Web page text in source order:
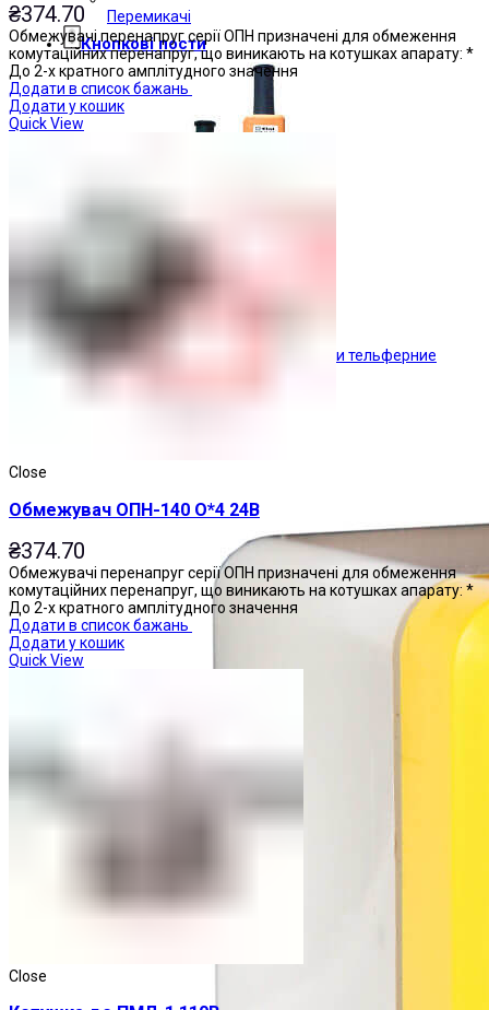
Перемикачі
Кнопкові пости
Пости тельферние
₴374.70
Обмежувачі перенапруг серії ОПН призначені для обмеження
комутаційних перенапруг, що виникають на котушках апарату: *
До 2-х кратного амплітудного значення
Додати в список бажань
Додати у кошик
Quick View
Close
Обмежувач ОПН-140 О*4 24В
₴374.70
Обмежувачі перенапруг серії ОПН призначені для обмеження
комутаційних перенапруг, що виникають на котушках апарату: *
До 2-х кратного амплітудного значення
Додати в список бажань
Додати у кошик
Quick View
Close